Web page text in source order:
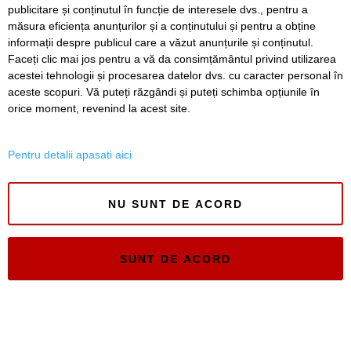
Timiș Online
ISSN 3008-2323
ISSN-L 3008-2323
publicitare și conținutul în funcție de interesele dvs., pentru a
măsura eficiența anunțurilor și a conținutului și pentru a obține
informații despre publicul care a văzut anunțurile și conținutul.
Faceți clic mai jos pentru a vă da consimțământul privind utilizarea
acestei tehnologii și procesarea datelor dvs. cu caracter personal în
aceste scopuri. Vă puteți răzgândi și puteți schimba opțiunile în
orice moment, revenind la acest site.
Pentru detalii apasati aici
NU SUNT DE ACORD
SUNT DE ACORD